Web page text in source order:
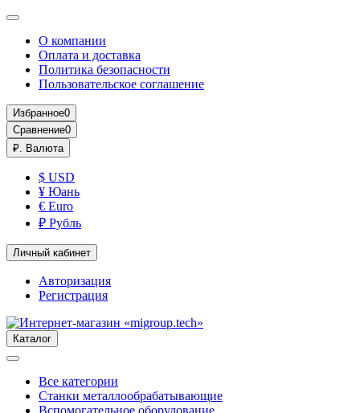
О компании
Оплата и доставка
Политика безопасности
Пользовательское соглашение
Избранное0
Сравнение0
₽. Валюта
$ USD
¥ Юань
€ Euro
₽ Рубль
Личный кабинет
Авторизация
Регистрация
Каталог
Все категории
Станки металлообрабатывающие
Вспомогательное оборудование